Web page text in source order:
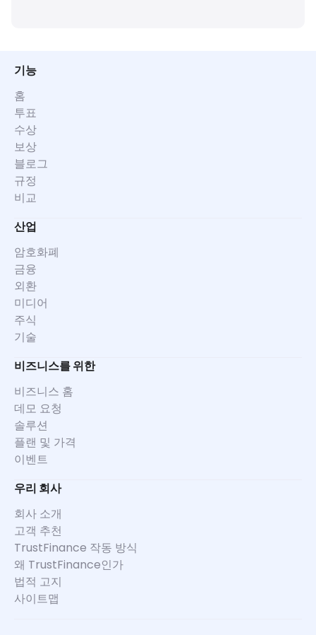
기능
홈
투표
수상
보상
블로그
규정
비교
산업
암호화폐
금융
외환
미디어
주식
기술
비즈니스를 위한
비즈니스 홈
데모 요청
솔루션
플랜 및 가격
이벤트
우리 회사
회사 소개
고객 추천
TrustFinance 작동 방식
왜 TrustFinance인가
법적 고지
사이트맵